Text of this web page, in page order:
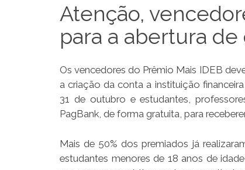
Atenção,
para a abertura
Os vencedores do Prêmio Mais IDEB
a criação da conta a instituição
31 de outubro e estudantes,
PagBank, de forma gratuita, para
Mais de 50% dos premiados já
estudantes menores de 18 anos de